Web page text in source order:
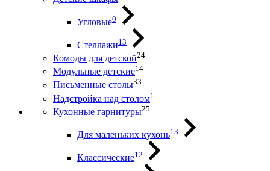
Угловые0
Стеллажи13
Комоды для детской24
Модульные детские14
Письменные столы33
Надстройка над столом1
Кухонные гарнитуры25
Для маленьких кухонь13
Классические12